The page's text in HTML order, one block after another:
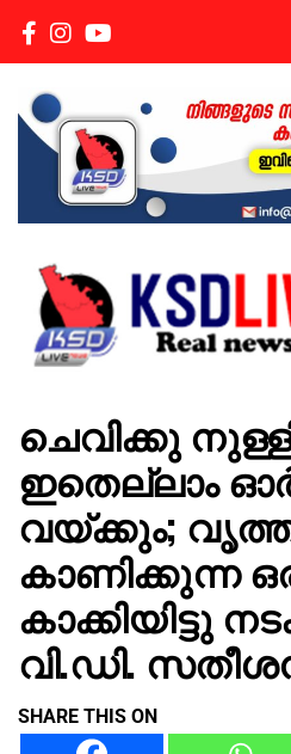
KSDLIVENEWS
ചെവിക്കു
ഇതെല്ലാം
വയ്ക്കും;
കാണിക്കുന്ന
കാക്കിയിട്ടു
വി.ഡി.
SHARE THIS ON